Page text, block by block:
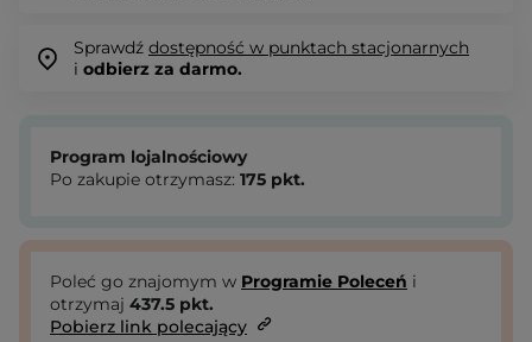
Sprawdź dostępność w punktach stacjonarnych
i odbierz za darmo.
Program lojalnościowy
Po zakupie otrzymasz: 175 pkt.
Poleć go znajomym w Programie Poleceń i
otrzymaj 437.5 pkt.
Pobierz link polecający